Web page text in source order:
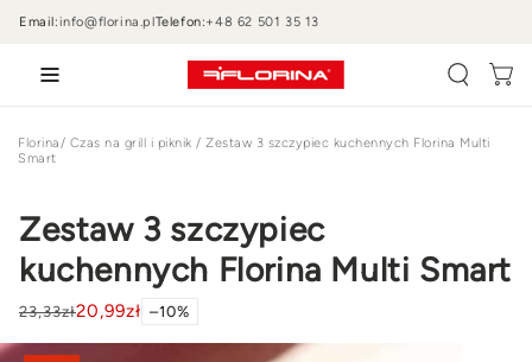
PRZEJDŹ DO
TREŚCI
Email:info@florina.plTelefon:+48 62 501 35 13
Wózek
Florina/ Czas na grill i piknik / Zestaw 3 szczypiec kuchennych Florina Multi
Smart
Zestaw 3 szczypiec
kuchennych Florina Multi Smart
23,33zł20,99zł –10%
PRZEJDŹ DO